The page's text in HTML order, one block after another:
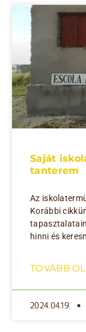
Saját
tanterem
Az
Korábbi
hinni és
TOVÁBB
2024.04.19.